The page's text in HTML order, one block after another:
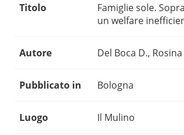
Titolo
Famiglie sole.
un welfare
Autore Del Boca D., Rosina
Pubblicato in Bologna
Luogo Il Mulino